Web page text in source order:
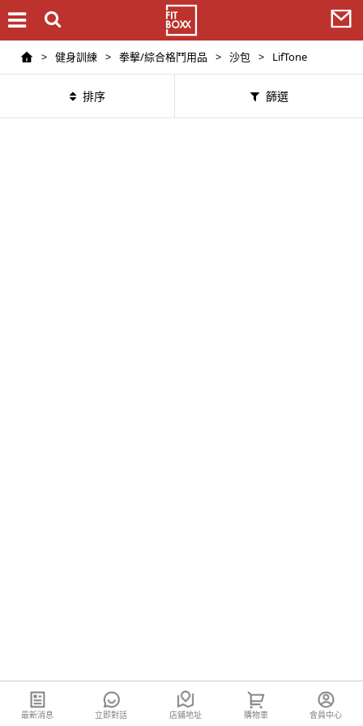
> 健身訓練 > 拳擊/綜合格鬥用品 > 沙包 > LifTone
排序 篩選
最新消息 立即對話 店鋪地址 購物車 會員中心